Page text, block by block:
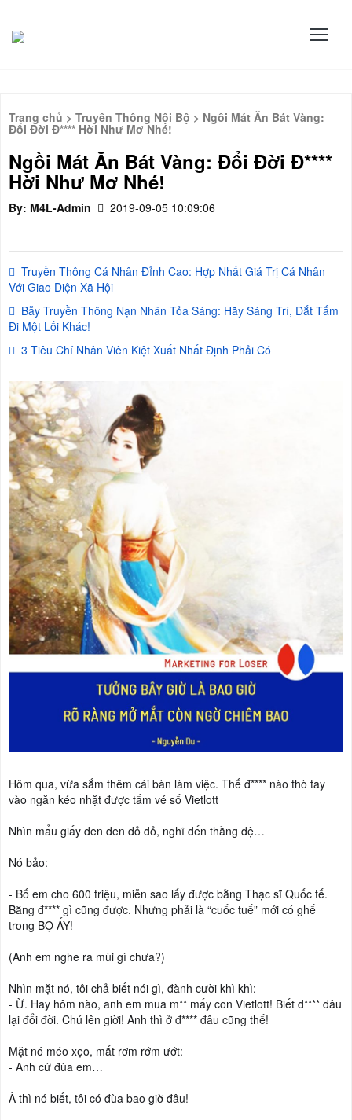
Trang chủ > Truyền Thông Nội Bộ > Ngồi Mát Ăn Bát Vàng:
Đổi Đời Đ**** Hời Như Mơ Nhé!
Ngồi Mát Ăn Bát Vàng: Đổi Đời Đ****
Hời Như Mơ Nhé!
By: M4L-Admin 2019-09-05 10:09:06
Truyền Thông Cá Nhân Đỉnh Cao: Hợp Nhất Giá Trị Cá Nhân
Với Giao Diện Xã Hội
Bẫy Truyền Thông Nạn Nhân Tỏa Sáng: Hãy Sáng Trí, Dắt Tấm
Đi Một Lối Khác!
3 Tiêu Chí Nhân Viên Kiệt Xuất Nhất Định Phải Có
Hôm qua, vừa sắm thêm cái bàn làm việc. Thế đ**** nào thò tay
vào ngăn kéo nhặt được tấm vé số Vietlott
Nhìn mẩu giấy đen đen đỏ đỏ, nghĩ đến thằng đệ…
Nó bảo:
- Bố em cho 600 triệu, miễn sao lấy được bằng Thạc sĩ Quốc tế.
Bằng đ**** gì cũng được. Nhưng phải là “cuốc tuế” mới có ghế
trong BỘ ẤY!
(Anh em nghe ra mùi gì chưa?)
Nhìn mặt nó, tôi chả biết nói gì, đành cười khì khì:
- Ừ. Hay hôm nào, anh em mua m** mấy con Vietlott! Biết đ**** đâu
lại đổi đời. Chú lên giời! Anh thì ở đ**** đâu cũng thế!
Mặt nó méo xẹo, mắt rơm rớm ướt:
- Anh cứ đùa em…
À thì nó biết, tôi có đùa bao giờ đâu!